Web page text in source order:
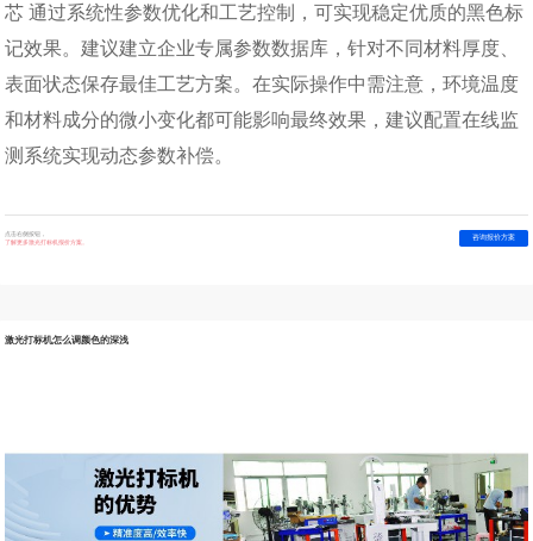
芯 通过系统性参数优化和工艺控制，可实现稳定优质的黑色标
记效果。建议建立企业专属参数数据库，针对不同材料厚度、
表面状态保存最佳工艺方案。在实际操作中需注意，环境温度
和材料成分的微小变化都可能影响最终效果，建议配置在线监
测系统实现动态参数补偿。
点击右侧按钮，
了解更多激光打标机报价方案。
咨询报价方案
激光打标机怎么调颜色的深浅